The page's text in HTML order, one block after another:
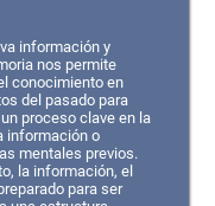
información y
nos permite
conocimiento en
del pasado para
proceso clave en la
información o
mentales previos.
la información, el
para ser